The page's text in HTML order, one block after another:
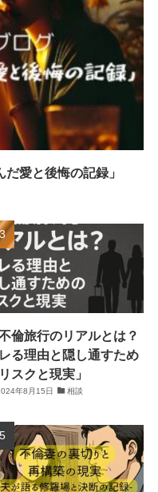
愛と後悔の記録」
不倫旅行のリアルとは？
る理由と隠し通すため
スクと現実」
年8月15日 相談